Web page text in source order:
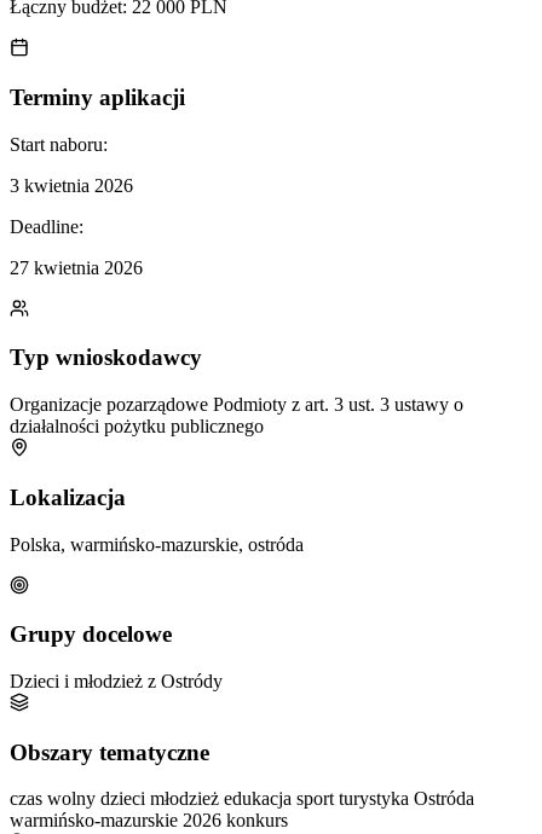
Łączny budżet: 22 000 PLN
Terminy aplikacji
Start naboru:
3 kwietnia 2026
Deadline:
27 kwietnia 2026
Typ wnioskodawcy
Organizacje pozarządowe Podmioty z art. 3 ust. 3 ustawy o
działalności pożytku publicznego
Lokalizacja
Polska, warmińsko-mazurskie, ostróda
Grupy docelowe
Dzieci i młodzież z Ostródy
Obszary tematyczne
czas wolny dzieci młodzież edukacja sportturystyka Ostróda
warmińsko-mazurskie 2026 konkurs